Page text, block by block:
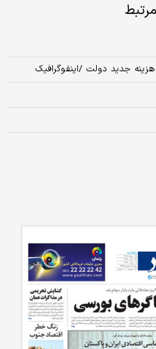
جدید دولت /اینفوگرافیک